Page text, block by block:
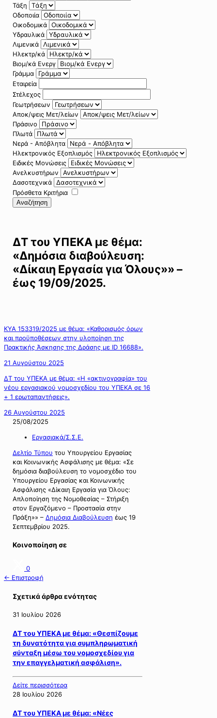
Τάξη
Οδοποιία
Οικοδομικά
Υδραυλικά
Λιμενικά
Ηλεκτρ/κά
Βιομ/κά Ενεργ
Γράμμα
Εταιρεία
Στέλεχος
Γεωτρήσεων
Αποκ/ψεις Μετ/λείων
Πράσινο
Πλωτά
Νερά - Απόβλητα
Ηλεκτρονικός Εξοπλισμός
Ειδικές Μονώσεις
Ανελκυστήρων
Δασοτεχνικά
Πρόσθετα Κριτήρια
Αναζήτηση
ΔΤ του ΥΠΕΚΑ με θέμα:
«Δημόσια διαβούλευση:
«Δίκαιη Εργασία για Όλους»» –
έως 19/09/2025.
ΚΥΑ 153319/2025 με θέμα: «Καθορισμός όρων
και προϋποθέσεων στην υλοποίηση της
Πρακτικής Άσκησης της Δράσης με ID 16688».
21 Αυγούστου 2025
ΔΤ του ΥΠΕΚΑ με θέμα: «Η «ακτινογραφία» του
νέου εργασιακού νομοσχεδίου του ΥΠΕΚΑ σε 16
+ 1 ερωταπαντήσεις».
26 Αυγούστου 2025
25/08/2025
Εργασιακά/Σ.Σ.Ε.
Δελτίο Τύπου του Υπουργείου Εργασίας
και Κοινωνικής Ασφάλισης με θέμα: «Σε
δημόσια διαβούλευση το νομοσχέδιο του
Υπουργείου Εργασίας και Κοινωνικής
Ασφάλισης «Δίκαιη Εργασία για Όλους:
Απλοποίηση της Νομοθεσίας – Στήριξη
στον Εργαζόμενο – Προστασία στην
Πράξη»» – Δημόσια Διαβούλευση έως 19
Σεπτεμβρίου 2025.
Κοινοποίηση σε
0
← Επιστροφή
Σχετικά άρθρα ενότητας
31 Ιουλίου 2026
ΔΤ του ΥΠΕΚΑ με θέμα: «Θεσπίζουμε
τη δυνατότητα για συμπληρωματική
σύνταξη μέσω του νομοσχεδίου για
την επαγγελματική ασφάλιση».
Δείτε περισσότερα
28 Ιουλίου 2026
ΔΤ του ΥΠΕΚΑ με θέμα: «Νέες